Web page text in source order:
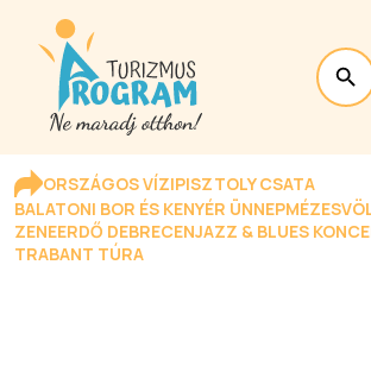
ORSZÁGOS VÍZIPISZTOLY CSATA
BALATONI BOR ÉS KENYÉR ÜNNEP
ZENEERDŐ DEBRECENJAZZ & BLUES
TRABANT TÚRA